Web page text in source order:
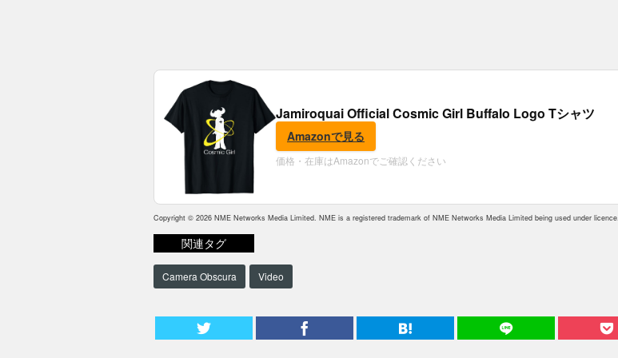
Jamiroquai Official Cosmic Girl Buffalo Logo Tシャツ
Amazonで見る
価格・在庫はAmazonでご確認ください
Copyright © 2026 NME Networks Media Limited. NME is a registered trademark of NME Networks Media Limited being used under licence.
関連タグ
Camera Obscura Video